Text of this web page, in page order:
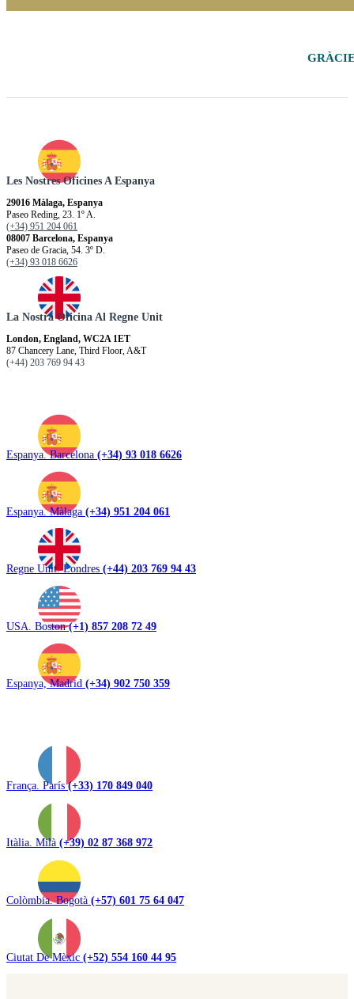
Les Nostres Oficines A Espanya
29016 Màlaga, Espanya
Paseo Reding, 23. 1º A.
(+34) 951 204 061
08007 Barcelona, Espanya
Paseo de Gracia, 54. 3º D.
(+34) 93 018 6626
La Nostra Oficina Al Regne Unit
London, England, WC2A 1ET
87 Chancery Lane, Third Floor, A&T
(+44) 203 769 94 43
Espanya. Barcelona (+34) 93 018 6626
Espanya. Màlaga (+34) 951 204 061
Regne Unit. Londres (+44) 203 769 94 43
USA. Boston(+1) 857 208 72 49
Espanya, Madrid (+34) 902 750 359
França. París(+33) 170 849 040
Itàlia. Milà (+39) 02 87 368 972
Colòmbia. Bogotà (+57) 601 75 64 047
Ciutat De Mèxic (+52) 554 160 44 95